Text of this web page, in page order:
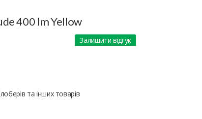
400 lm Yellow
Залишити відгук
та інших товарів